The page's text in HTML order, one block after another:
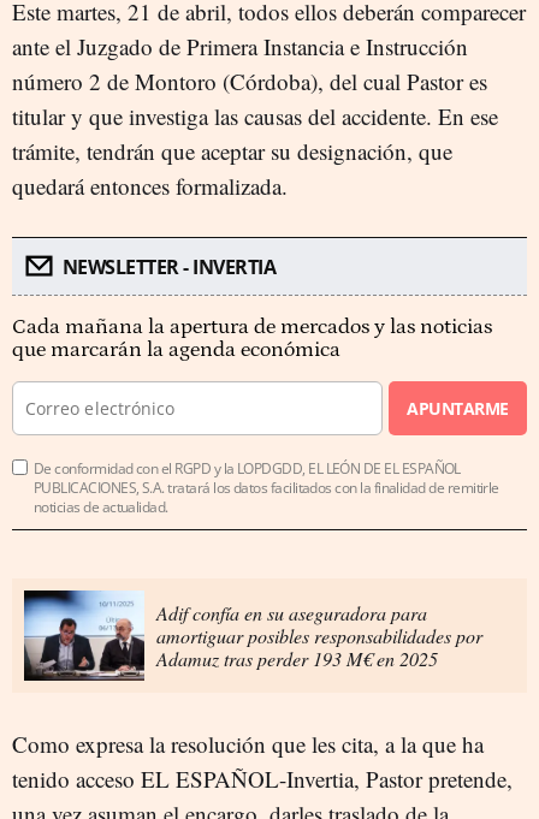
Este martes, 21 de abril, todos ellos deberán comparecer
ante el Juzgado de Primera Instancia e Instrucción
número 2 de Montoro (Córdoba), del cual Pastor es
titular y que investiga las causas del accidente. En ese
trámite, tendrán que aceptar su designación, que
quedará entonces formalizada.
NEWSLETTER - INVERTIA
Cada mañana la apertura de mercados y las noticias
que marcarán la agenda económica
APUNTARME
De conformidad con el RGPD y la LOPDGDD, EL LEÓN DE EL ESPAÑOL
PUBLICACIONES, S.A. tratará los datos facilitados con la finalidad de remitirle
noticias de actualidad.
Adif confía en su aseguradora para
amortiguar posibles responsabilidades por
Adamuz tras perder 193 M€ en 2025
Como expresa la resolución que les cita, a la que ha
tenido acceso EL ESPAÑOL-Invertia, Pastor pretende,